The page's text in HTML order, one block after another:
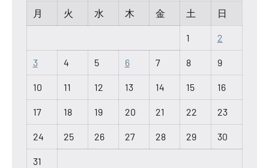
月
火 水 木 金 土 日
1 2
3 4 5 6 7 8 9
10 11 12 13 14 15 16
17 18 19 20 21 22 23
24 25 26 27 28 29 30
31